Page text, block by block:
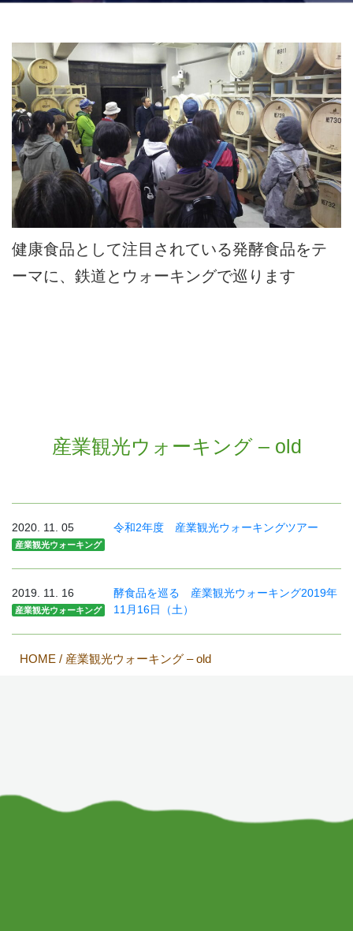
健康食品として注目されている発酵食品をテ
ーマに、鉄道とウォーキングで巡ります
産業観光ウォーキング – old
2020. 11. 05
産業観光ウォーキング
令和2年度 産業観光ウォーキングツアー
2019. 11. 16
産業観光ウォーキング
酵食品を巡る 産業観光ウォーキング2019年
11月16日（土）
HOME / 産業観光ウォーキング – old